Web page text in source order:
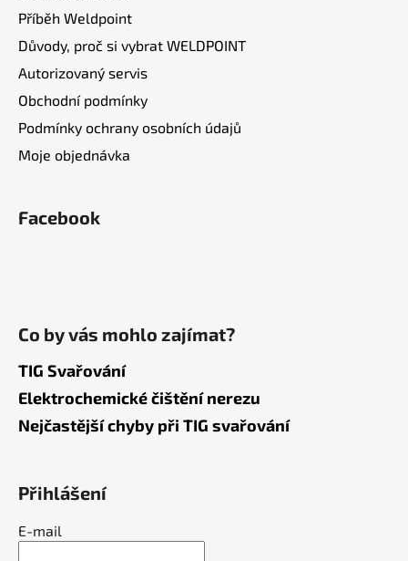
Příběh Weldpoint
Důvody, proč si vybrat WELDPOINT
Autorizovaný servis
Obchodní podmínky
Podmínky ochrany osobních údajů
Moje objednávka
Facebook
Co by vás mohlo zajímat?
TIG Svařování
Elektrochemické čištění nerezu
Nejčastější chyby při TIG svařování
Přihlášení
E-mail